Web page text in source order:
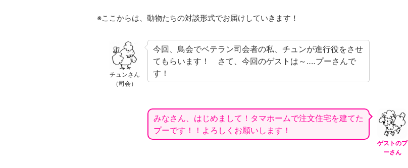
※ここからは、動物たちの対談形式でお届けしていきます！
チュンさん
（司会）
今回、鳥会でベテラン司会者の私、チュンが進行役をさせ
てもらいます！ さて、今回のゲストは～‥‥プーさんで
す！
ゲストのプ
ーさん
みなさん、はじめまして！ タマホームで注文住宅を建てた
プーです！！よろしくお願いします！